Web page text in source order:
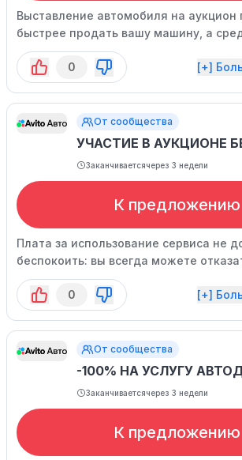
Выставление автомобиля на
быстрее продать вашу машину, а
получите уже в тот же день.
0
[+]
От сообщества
УЧАСТИЕ В АУКЦИОНЕ
Заканчиваетсячерез 3 недели
К предложению
Плата за использование сервиса не
беспокоить: вы всегда можете
участия в аукционе в любое время.
0
[+]
От сообщества
-100% НА УСЛУГУ
Заканчиваетсячерез 3 недели
К предложению